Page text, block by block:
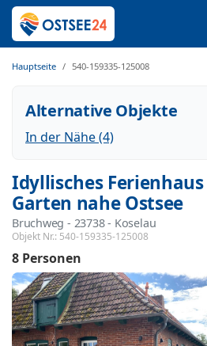
Hauptseite 540-159335-125008
Alternative Objekte
In der Nähe (4)
Idyllisches
Garten nahe Ostsee
Bruchweg - 23738 - Koselau
Objekt Nr.: 540-159335-125008
8 Personen